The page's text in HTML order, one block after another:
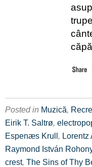
Posted in Muzică,
Eirik T. Saltrø,
Espenæs Krull, Lorentz
Raymond István
crest, The Sins of Thy